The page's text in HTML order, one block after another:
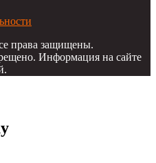
права защищены.
Информация на сайте